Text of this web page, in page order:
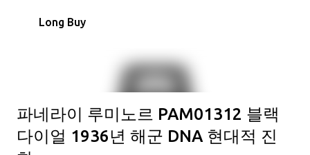
Long Buy
파네라이 루미노르 PAM01312 블랙
다이얼 1936년 해군 DNA 현대적 진